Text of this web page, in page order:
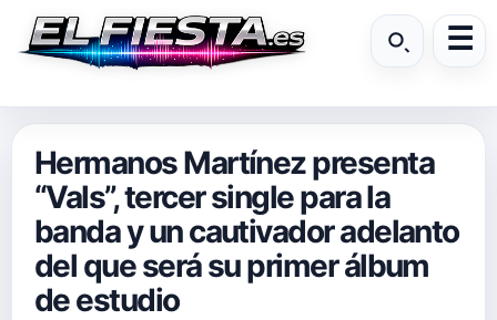
Hermanos Martínez presenta
“Vals”, tercer single para la
banda y un cautivador adelanto
del que será su primer álbum
de estudio